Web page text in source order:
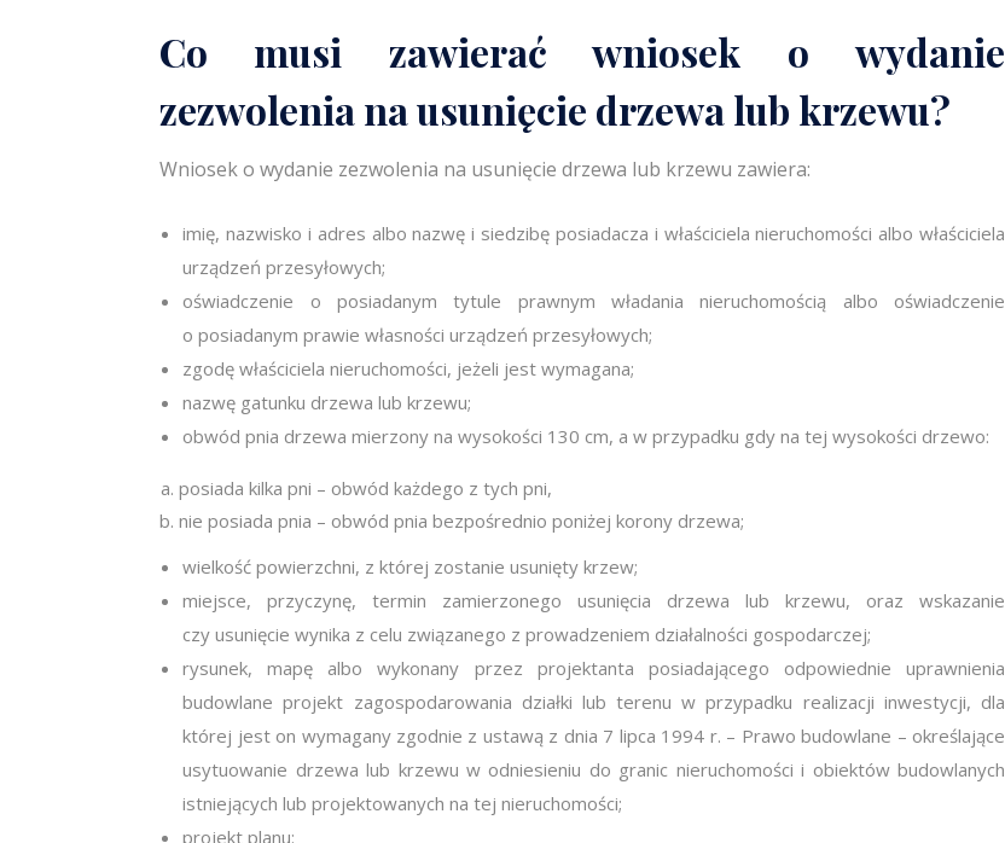
Co musi zawierać wniosek o wydanie
zezwolenia na usunięcie drzewa lub krzewu?
Wniosek o wydanie zezwolenia na usunięcie drzewa lub krzewu zawiera:
imię, nazwisko i adres albo nazwę i siedzibę posiadacza i właściciela nieruchomości albo właściciela
urządzeń przesyłowych;
oświadczenie o posiadanym tytule prawnym władania nieruchomością albo oświadczenie
o posiadanym prawie własności urządzeń przesyłowych;
zgodę właściciela nieruchomości, jeżeli jest wymagana;
nazwę gatunku drzewa lub krzewu;
obwód pnia drzewa mierzony na wysokości 130 cm, a w przypadku gdy na tej wysokości drzewo:
posiada kilka pni – obwód każdego z tych pni,
nie posiada pnia – obwód pnia bezpośrednio poniżej korony drzewa;
wielkość powierzchni, z której zostanie usunięty krzew;
miejsce, przyczynę, termin zamierzonego usunięcia drzewa lub krzewu, oraz wskazanie
czy usunięcie wynika z celu związanego z prowadzeniem działalności gospodarczej;
rysunek, mapę albo wykonany przez projektanta posiadającego odpowiednie uprawnienia
budowlane projekt zagospodarowania działki lub terenu w przypadku realizacji inwestycji, dla
której jest on wymagany zgodnie z ustawą z dnia 7 lipca 1994 r. – Prawo budowlane – określające
usytuowanie drzewa lub krzewu w odniesieniu do granic nieruchomości i obiektów budowlanych
istniejących lub projektowanych na tej nieruchomości;
projekt planu: